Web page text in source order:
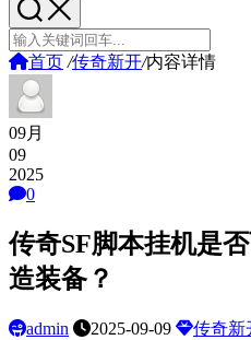
首页 /传奇新开/内容详情
09月
09
2025
0
传奇SF脚本挂机是
造装备？
admin 2025-09-09 传奇新